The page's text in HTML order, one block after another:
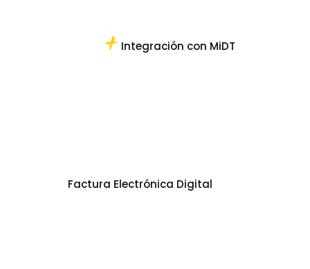
Integración con MiDT
Factura Electrónica Digital